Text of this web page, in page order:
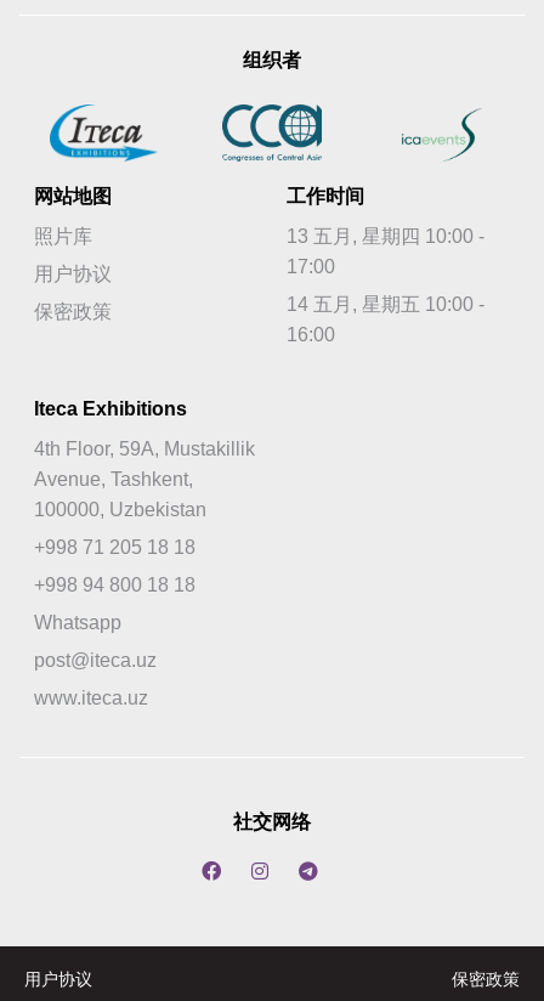
组织者
网站地图
照片库
用户协议
保密政策
工作时间
13 五月, 星期四 10:00 -
17:00
14 五月, 星期五 10:00 -
16:00
Iteca Exhibitions
4th Floor, 59A, Mustakillik
Avenue, Tashkent,
100000, Uzbekistan
+998 71 205 18 18
+998 94 800 18 18
Whatsapp
post@iteca.uz
www.iteca.uz
社交网络
用户协议 保密政策